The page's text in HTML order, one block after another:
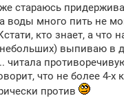
стараюсь
воды много пить не
кто знает, а что
выпиваю в
читала
что не более 4-
против